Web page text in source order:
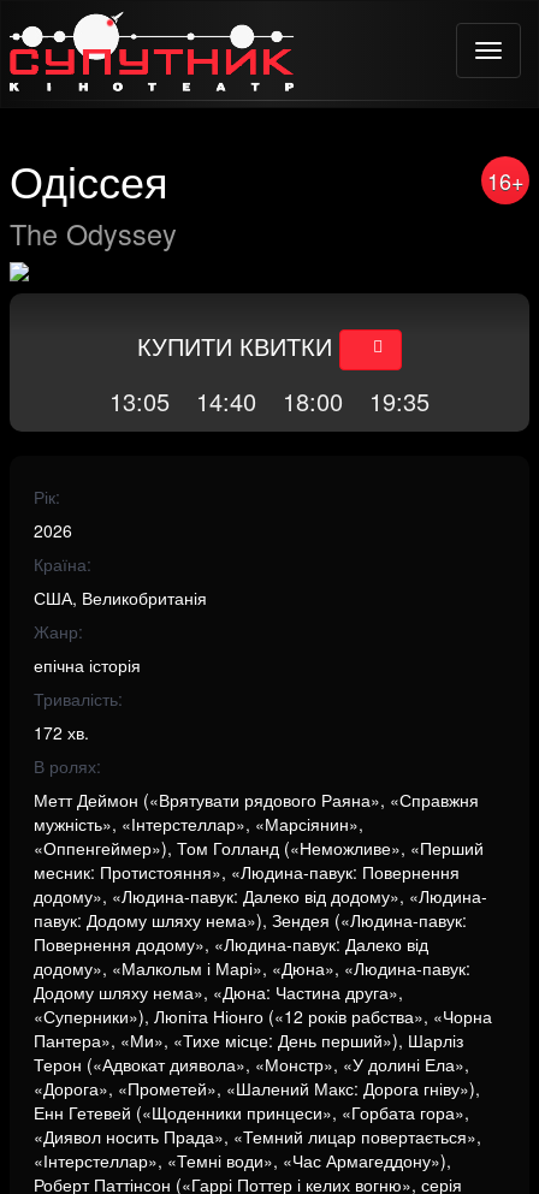
Toggle
16+
Одіссея
The Odyssey
КУПИТИ КВИТКИ
13:05
14:40 18:00 19:35
Рік:
2026
Країна:
США, Великобританія
Жанр:
епічна історія
Тривалість:
172 хв.
В ролях:
Метт Деймон («Врятувати рядового Раяна», «Справжня
мужність», «Інтерстеллар», «Марсіянин»,
«Оппенгеймер»), Том Голланд («Неможливе», «Перший
месник: Протистояння», «Людина-павук: Повернення
додому», «Людина-павук: Далеко від додому», «Людина-
павук: Додому шляху нема»), Зендея («Людина-павук:
Повернення додому», «Людина-павук: Далеко від
додому», «Малкольм і Марі», «Дюна», «Людина-павук:
Додому шляху нема», «Дюна: Частина друга»,
«Суперники»), Люпіта Ніонго («12 років рабства», «Чорна
Пантера», «Ми», «Тихе місце: День перший»), Шарліз
Терон («Адвокат диявола», «Монстр», «У долині Ела»,
«Дорога», «Прометей», «Шалений Макс: Дорога гніву»),
Енн Гетевей («Щоденники принцеси», «Горбата гора»,
«Диявол носить Прада», «Темний лицар повертається»,
«Інтерстеллар», «Темні води», «Час Армагеддону»),
Роберт Паттінсон («Гаррі Поттер і келих вогню», серія